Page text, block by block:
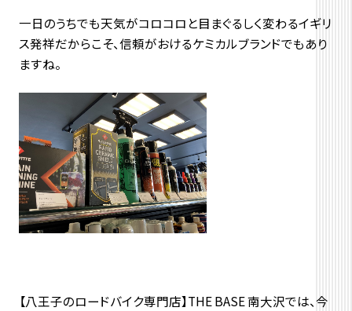
一日のうちでも天気がコロコロと目まぐるしく変わるイギリ
ス発祥だからこそ、信頼がおけるケミカルブランドでもあり
ますね。
【八王子のロードバイク専門店】THE BASE 南大沢では、今